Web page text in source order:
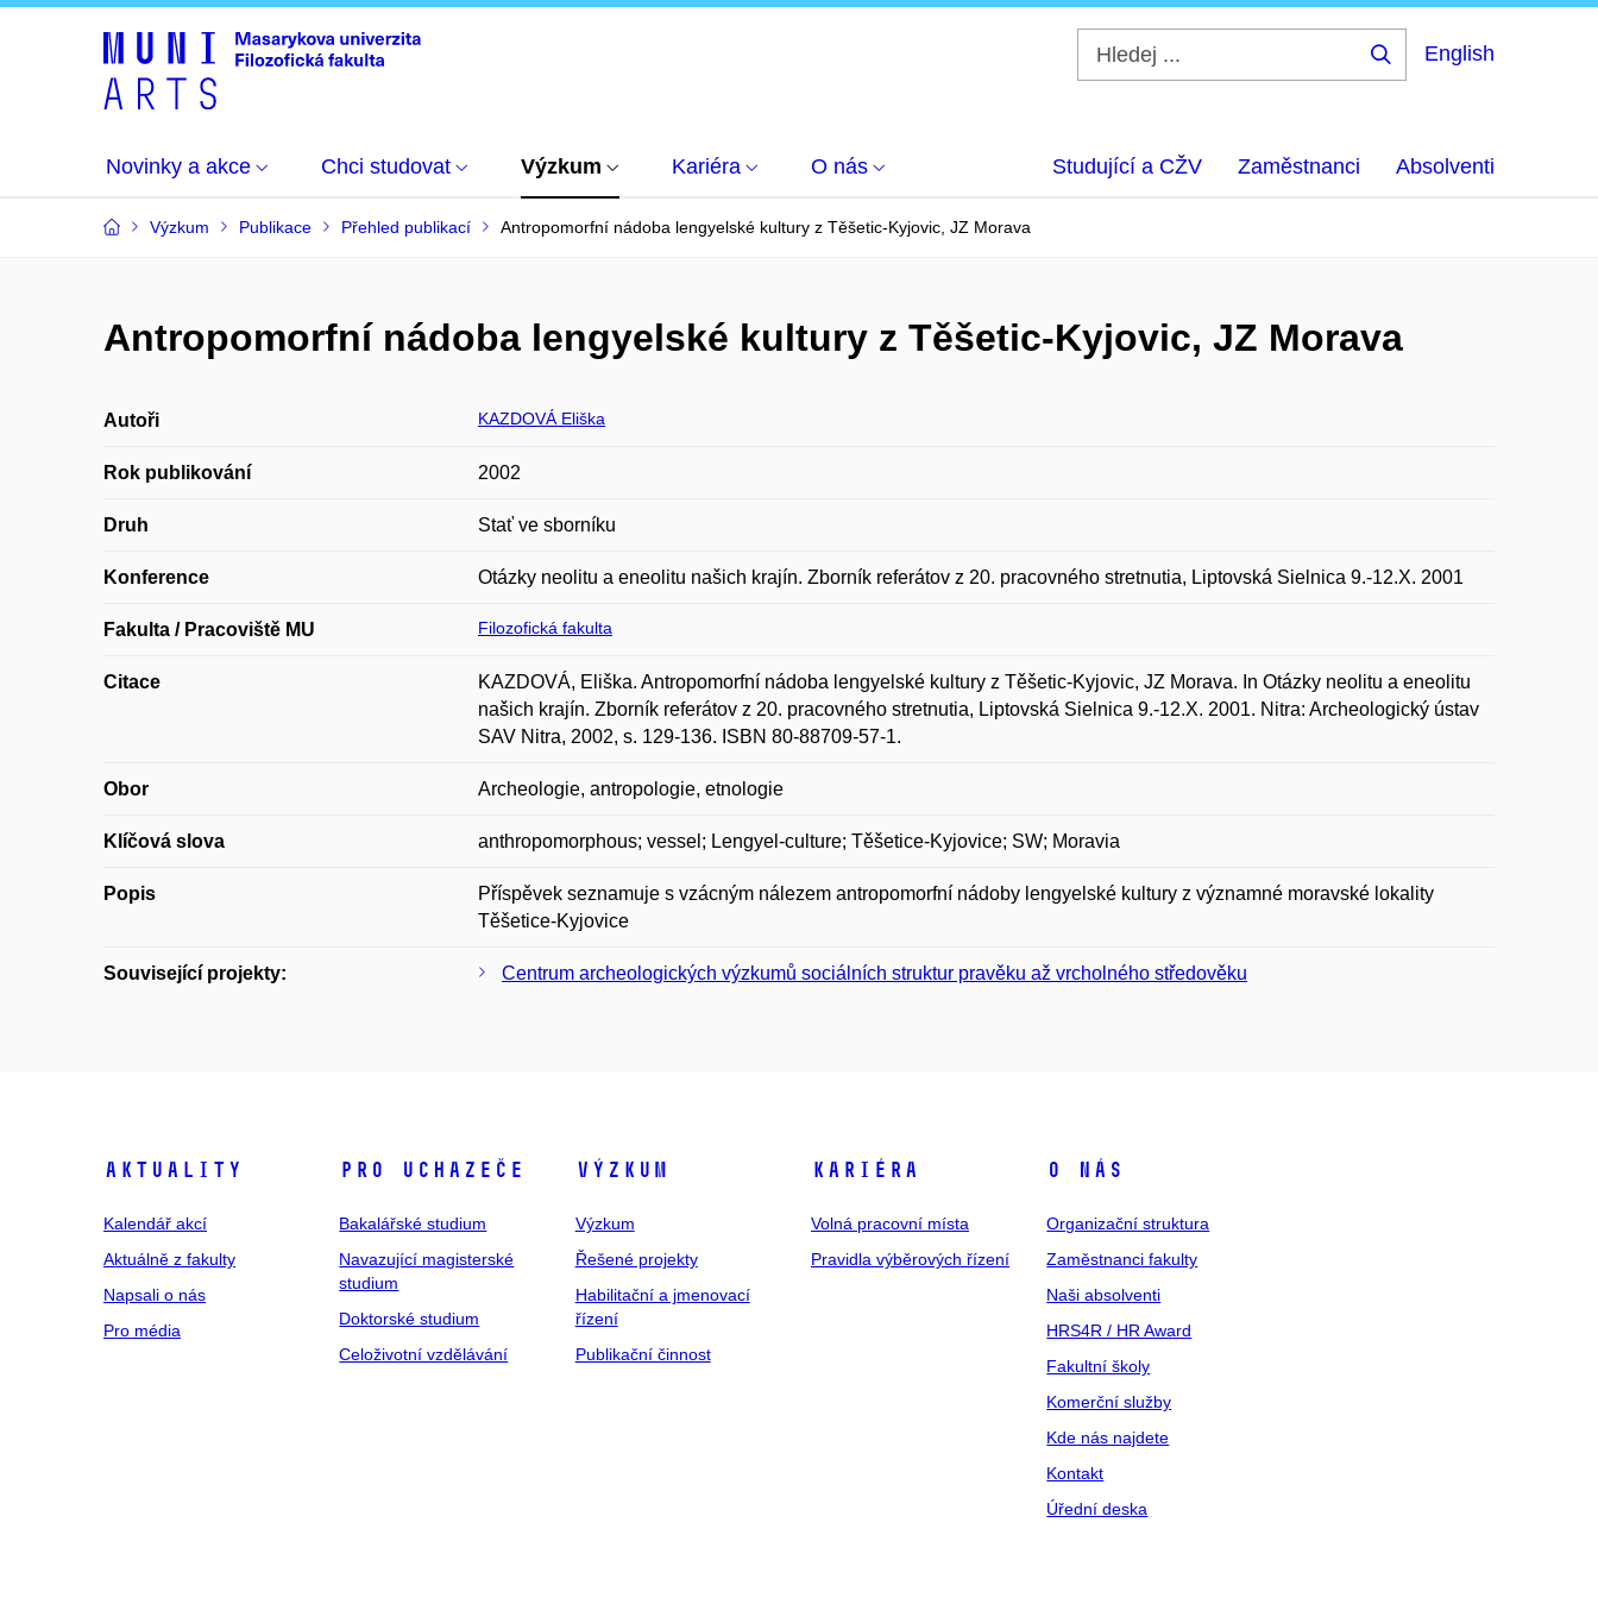
English
Novinky a akce Chci studovat Výzkum Kariéra O nás Studující a CŽV Zaměstnanci Absolventi
Výzkum Publikace Přehled publikací Antropomorfní nádoba lengyelské kultury z Těšetic-Kyjovic, JZ Morava
Antropomorfní nádoba lengyelské kultury z Těšetic-Kyjovic, JZ Morava
Autoři KAZDOVÁ Eliška
Rok publikování 2002
Druh Stať ve sborníku
Konference Otázky neolitu a eneolitu našich krajín. Zborník referátov z 20. pracovného stretnutia, Liptovská Sielnica 9.-12.X. 2001
Fakulta / Pracoviště MU Filozofická fakulta
Citace
KAZDOVÁ, Eliška. Antropomorfní nádoba lengyelské kultury z Těšetic-Kyjovic, JZ Morava. In Otázky neolitu a eneolitu
našich krajín. Zborník referátov z 20. pracovného stretnutia, Liptovská Sielnica 9.-12.X. 2001. Nitra: Archeologický ústav
SAV Nitra, 2002, s. 129-136. ISBN 80-88709-57-1.
Obor Archeologie, antropologie, etnologie
Klíčová slova anthropomorphous; vessel; Lengyel-culture; Těšetice-Kyjovice; SW; Moravia
Popis
Příspěvek seznamuje s vzácným nálezem antropomorfní nádoby lengyelské kultury z významné moravské lokality
Těšetice-Kyjovice
Související projekty: Centrum archeologických výzkumů sociálních struktur pravěku až vrcholného středověku
Aktuality
Kalendář akcí
Aktuálně z fakulty
Napsali o nás
Pro média
Pro uchazeče
Bakalářské studium
Navazující magisterské
studium
Doktorské studium
Celoživotní vzdělávání
Výzkum
Výzkum
Řešené projekty
Habilitační a jmenovací
řízení
Publikační činnost
Kariéra
Volná pracovní místa
Pravidla výběrových řízení
O nás
Organizační struktura
Zaměstnanci fakulty
Naši absolventi
HRS4R / HR Award
Fakultní školy
Komerční služby
Kde nás najdete
Kontakt
Úřední deska